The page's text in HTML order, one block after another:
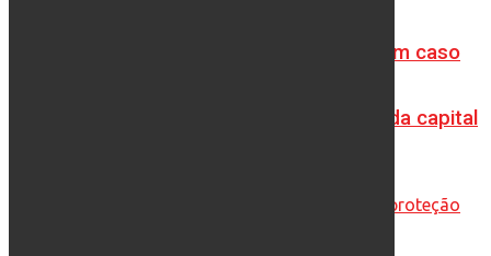
apresentam prisões de envolvidos em caso
de empresário morto na zona leste da capital